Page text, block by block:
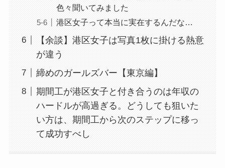
色々聞いてみました
港区女子って本当に実在するんだな…
【余談】港区女子は写真1枚に掛ける熱意
が違う
締めのガールズバー【東京編】
期間工が港区女子と付き合うのは年収の
ハードルが高過ぎる。どうしても狙いた
い方は、期間工から次のステップに移っ
て成功すべし